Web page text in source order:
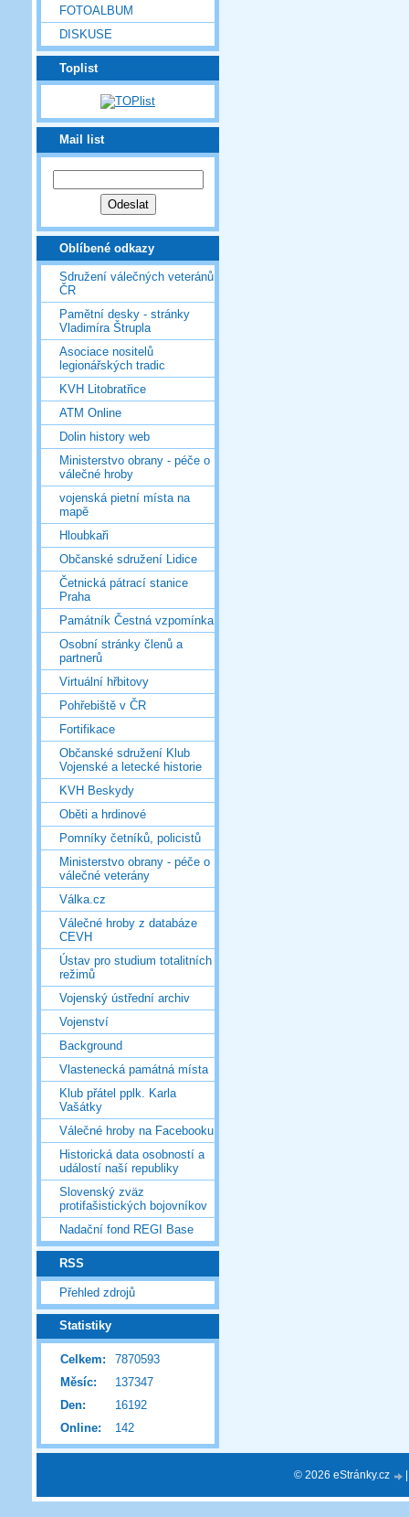
FOTOALBUM
DISKUSE
Toplist
Mail list
Oblíbené odkazy
Sdružení válečných veteránů
ČR
Pamětní desky - stránky
Vladimíra Štrupla
Asociace nositelů
legionářských tradic
KVH Litobratřice
ATM Online
Dolin history web
Ministerstvo obrany - péče o
válečné hroby
vojenská pietní místa na
mapě
Hloubkaři
Občanské sdružení Lidice
Četnická pátrací stanice
Praha
Památník Čestná vzpomínka
Osobní stránky členů a
partnerů
Virtuální hřbitovy
Pohřebiště v ČR
Fortifikace
Občanské sdružení Klub
Vojenské a letecké historie
KVH Beskydy
Oběti a hrdinové
Pomníky četníků, policistů
Ministerstvo obrany - péče o
válečné veterány
Válka.cz
Válečné hroby z databáze
CEVH
Ústav pro studium totalitních
režimů
Vojenský ústřední archiv
Vojenství
Background
Vlastenecká památná místa
Klub přátel pplk. Karla
Vašátky
Válečné hroby na Facebooku
Historická data osobností a
událostí naší republiky
Slovenský zväz
protifašistických bojovníkov
Nadační fond REGI Base
RSS
Přehled zdrojů
Statistiky
Online: 142
Celkem:
7870593
Měsíc:
137347
Den:
16192
© 2026 eStránky.cz